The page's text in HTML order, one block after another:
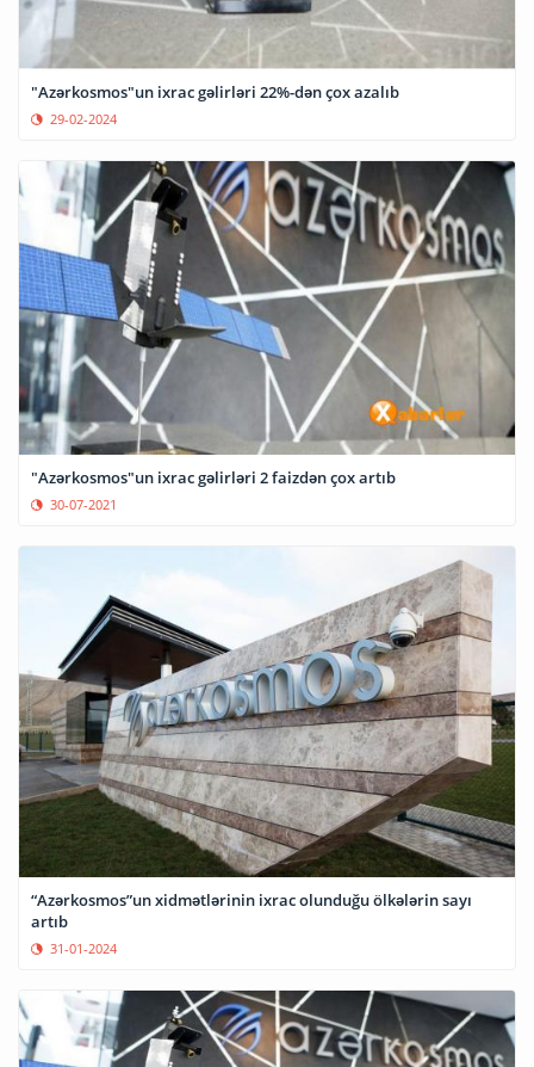
"Azərkosmos"un ixrac gəlirləri 22%-dən çox azalıb
29-02-2024
"Azərkosmos"un ixrac gəlirləri 2 faizdən çox artıb
30-07-2021
“Azərkosmos”un xidmətlərinin ixrac olunduğu ölkələrin sayı
artıb
31-01-2024